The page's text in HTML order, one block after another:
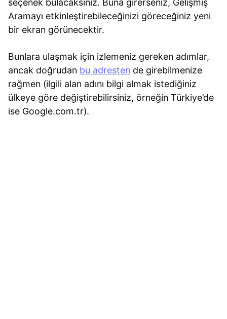
seçenek bulacaksınız. Buna girerseniz, Gelişmiş
Aramayı etkinleştirebileceğinizi göreceğiniz yeni
bir ekran görünecektir.
Bunlara ulaşmak için izlemeniz gereken adımlar,
ancak doğrudan bu adresten de girebilmenize
rağmen (ilgili alan adını bilgi almak istediğiniz
ülkeye göre değiştirebilirsiniz, örneğin Türkiye’de
ise Google.com.tr).